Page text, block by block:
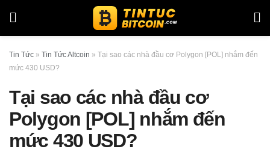
Tin Tức » Tin Tức Altcoin » Tại sao các nhà đầu cơ Polygon [POL] nhắm đến
mức 430 USD?
Tại sao các nhà đầu cơ
Polygon [POL] nhắm đến
mức 430 USD?